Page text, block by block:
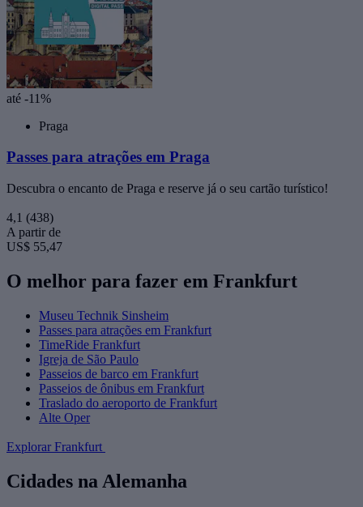
até -11%
Praga
Passes para atrações em Praga
Descubra o encanto de Praga e reserve já o seu cartão turístico!
4,1 (438)
A partir de
US$ 55,47
O melhor para fazer em Frankfurt
Museu Technik Sinsheim
Passes para atrações em Frankfurt
TimeRide Frankfurt
Igreja de São Paulo
Passeios de barco em Frankfurt
Passeios de ônibus em Frankfurt
Traslado do aeroporto de Frankfurt
Alte Oper
Explorar Frankfurt
Cidades na Alemanha